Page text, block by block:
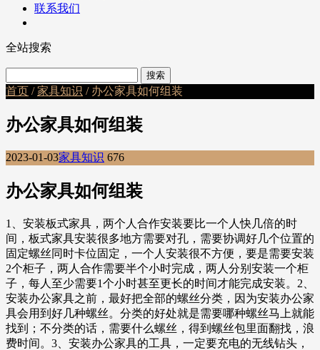
联系我们
全站搜索
首页 /家具知识 / 办公家具如何组装
办公家具如何组装
2023-01-03家具知识 676
办公家具如何组装
1、安装板式家具，两个人合作安装要比一个人快几倍的时
间，板式家具安装很多地方需要对孔，需要协调好几个位置的
固定螺丝同时卡位固定，一个人安装很不方便，要是需要安装
2个柜子，两人合作需要半个小时完成，两人分别安装一个柜
子，每人至少需要1个小时甚至更长的时间才能完成安装。2、
安装办公家具之前，最好把全部的螺丝分类，因为安装办公家
具会用到好几种螺丝。分类的好处就是需要哪种螺丝马上就能
找到；不分类的话，需要什么螺丝，得到螺丝包里面翻找，浪
费时间。3、安装办公家具的工具，一定要充电的无线钻头，